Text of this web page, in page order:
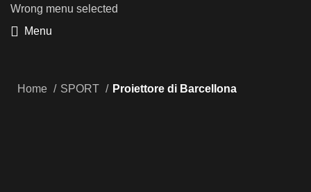
Wrong menu selected
Menu
Home SPORT Proiettore di Barcellona